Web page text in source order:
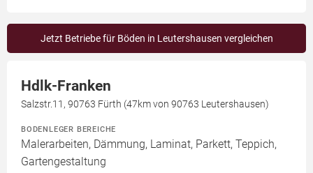
Jetzt Betriebe für Böden in Leutershausen vergleichen
Hdlk-Franken
Salzstr.11, 90763 Fürth (47km von 90763 Leutershausen)
BODENLEGER BEREICHE
Malerarbeiten, Dämmung, Laminat, Parkett, Teppich,
Gartengestaltung